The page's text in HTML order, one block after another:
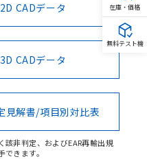
2D CADデータ
3D CADデータ
見解書/項目別対比表
該非判定、およびEAR再輸出規
きます。
在庫・価格
無料テスト機